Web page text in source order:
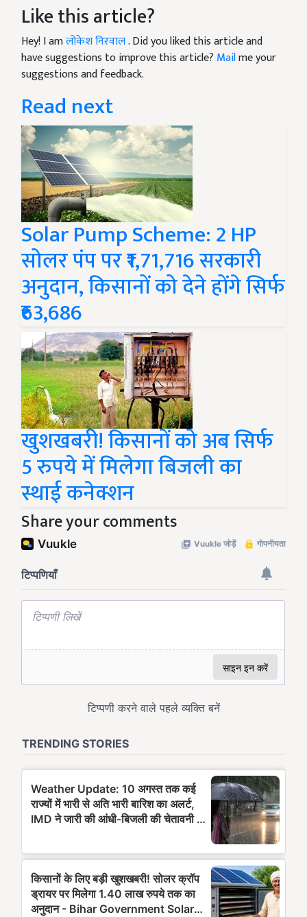
Like this article?
Hey! I amलोकेश निरवाल. Did you liked this article and
have suggestions to improve this article? Mailme your
suggestions and feedback.
Read next
Solar Pump Scheme: 2 HP
सोलर पंप पर ₹1,71,716 सरकारी
अनुदान, किसानों को देने होंगे सिर्फ
₹63,686
खुशखबरी! किसानों को अब सिर्फ
5 रुपये में मिलेगा बिजली का
स्थाई कनेक्शन
Share your comments